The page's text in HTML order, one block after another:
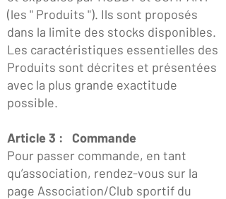
(les " Produits "). Ils sont proposés
dans la limite des stocks disponibles.
Les caractéristiques essentielles des
Produits sont décrites et présentées
avec la plus grande exactitude
possible.
Article 3 : Commande
Pour passer commande, en tant
qu’association, rendez-vous sur la
page Association/Club sportif du